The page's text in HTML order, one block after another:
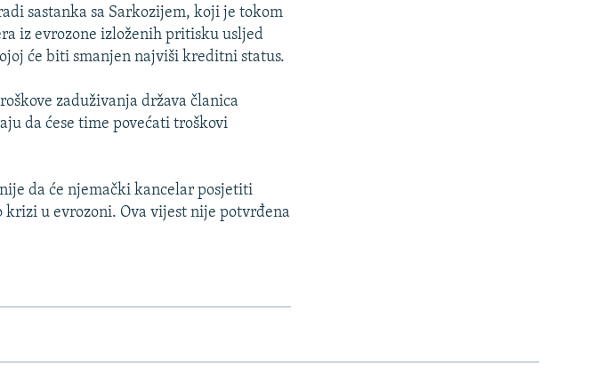
sastanka sa Sarkozijem, koji je tokom
iz evrozone izloženih pritisku usljed
će biti smanjen najviši kreditni status.
zaduživanja država članica
da ćese time povećati troškovi
da će njemački kancelar posjetiti
krizi u evrozoni. Ova vijest nije potvrđena